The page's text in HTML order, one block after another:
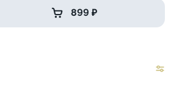
899 ₽